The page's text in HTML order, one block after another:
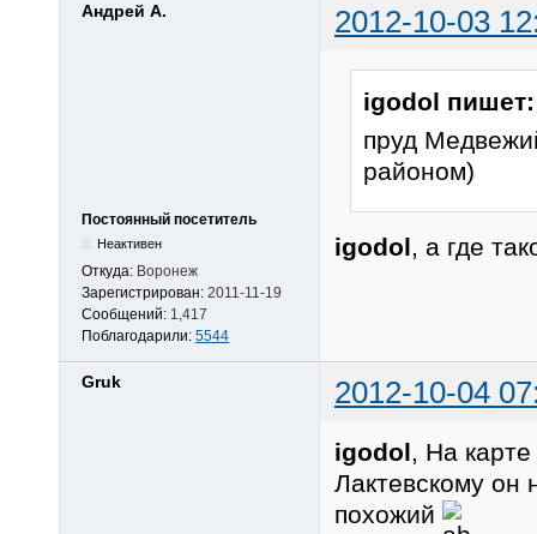
Андрей А. 2012-10-03
Постоянный посетитель
Неактивен
Откуда: Воронеж
Зарегистрирован: 2011-11-19
Сообщений: 1,417
Поблагодарили: 5544
igodol пишет:
пруд
районом)
igodol, а где
Gruk 2012-10-04
igodol , На
Лактевскому он
похожий